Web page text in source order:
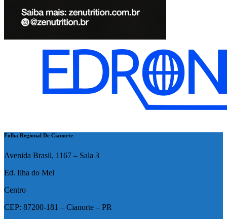
Folha Regional De Cianorte
Avenida Brasil, 1167 – Sala 3
Ed. Ilha do Mel
Centro
CEP: 87200-181 – Cianorte – PR